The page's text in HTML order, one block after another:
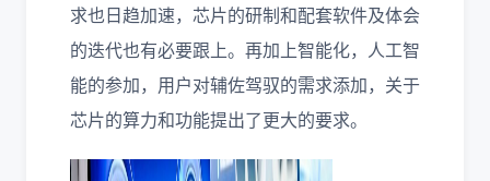
求也日趋加速，芯片的研制和配套软件及体会
的迭代也有必要跟上。再加上智能化，人工智
能的参加，用户对辅佐驾驭的需求添加，关于
芯片的算力和功能提出了更大的要求。